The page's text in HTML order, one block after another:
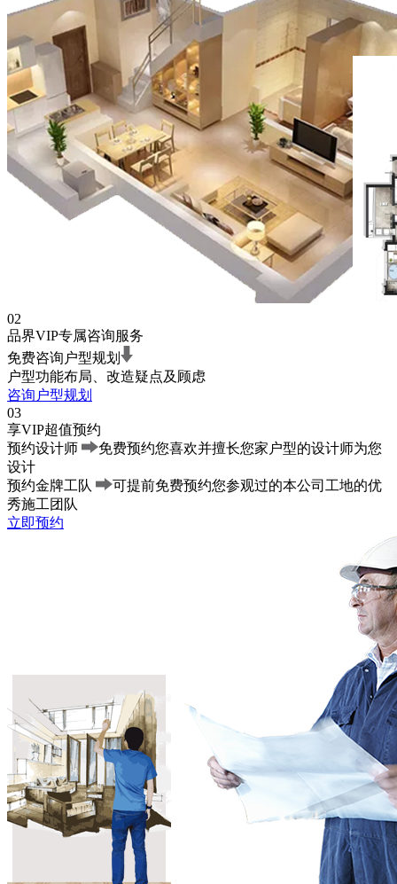
02
品界VIP专属咨询服务
免费咨询户型规划
户型功能布局、改造疑点及顾虑
咨询户型规划
03
享VIP超值预约
预约设计师
免费预约您喜欢并擅长您家户型的设计师为您
设计
预约金牌工队
可提前免费预约您参观过的本公司工地的优
秀施工团队
立即预约